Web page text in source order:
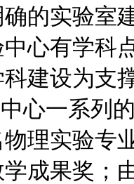
的实验室
心有学科
建设为支
心一系列
理实验专
成果奖；